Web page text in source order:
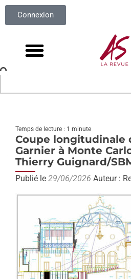
Connexion
Temps de lecture : 1 minute
Coupe longitudinale
Garnier à Monte
Thierry Guignard/
Publié le 29/06/2026 Auteur :